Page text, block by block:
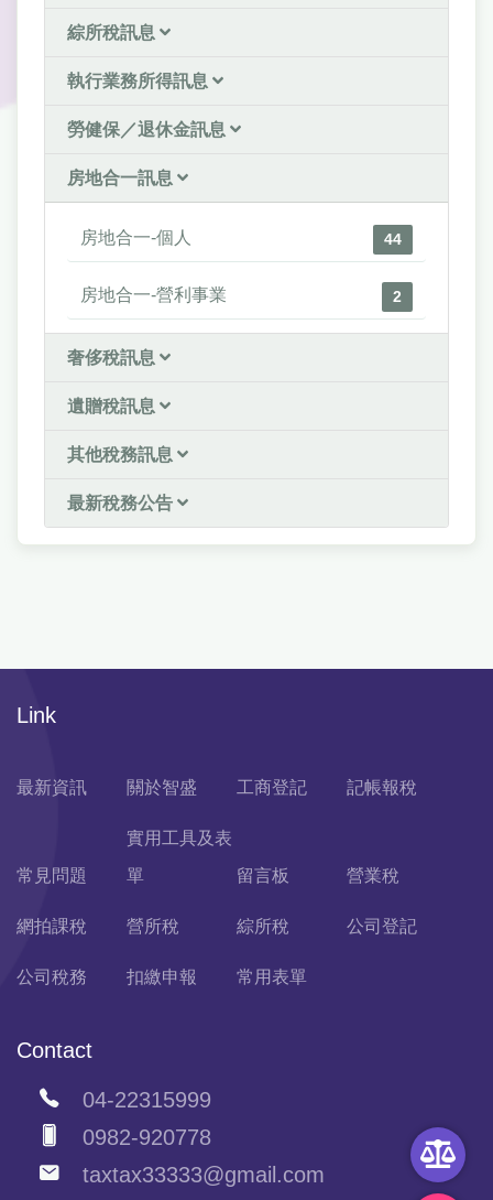
綜所稅訊息
執行業務所得訊息
勞健保／退休金訊息
房地合一訊息
房地合一-個人 44
房地合一-營利事業 2
奢侈稅訊息
遺贈稅訊息
其他稅務訊息
最新稅務公告
Link
最新資訊 關於智盛 工商登記 記帳報稅
常見問題
實用工具及表
單
留言板 營業稅
網拍課稅 營所稅 綜所稅 公司登記
公司稅務 扣繳申報 常用表單
Contact
04-22315999
0982-920778
taxtax33333@gmail.com